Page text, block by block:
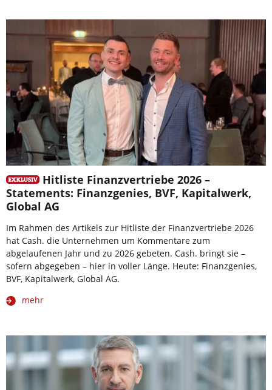
Hitliste Finanzvertriebe 2026 –
Statements: Finanzgenies, BVF, Kapitalwerk,
Global AG
Im Rahmen des Artikels zur Hitliste der Finanzvertriebe 2026
hat Cash. die Unternehmen um Kommentare zum
abgelaufenen Jahr und zu 2026 gebeten. Cash. bringt sie –
sofern abgegeben – hier in voller Länge. Heute: Finanzgenies,
BVF, Kapitalwerk, Global AG.
mehr